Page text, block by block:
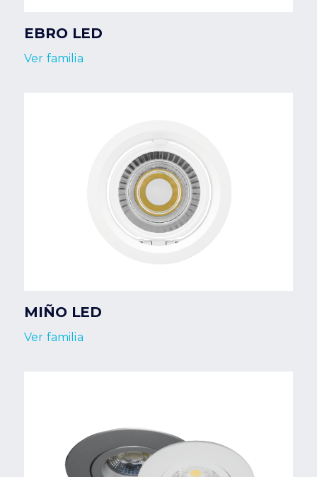
EBRO LED
Ver familia
MIÑO LED
Ver familia